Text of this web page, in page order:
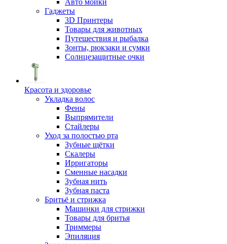
Авто мойки
Гаджеты
3D Принтеры
Товары для животных
Путешествия и рыбалка
Зонты, рюкзаки и сумки
Солнцезащитные очки
Красота и здоровье
Укладка волос
Фены
Выпрямители
Стайлеры
Уход за полостью рта
Зубные щётки
Скалеры
Ирригаторы
Сменные насадки
Зубная нить
Зубная паста
Бритьё и стрижка
Машинки для стрижки
Товары для бритья
Триммеры
Эпиляция